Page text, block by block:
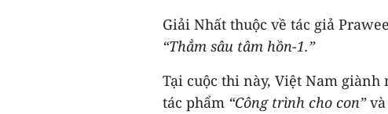
Giải Nhất thuộc về tác giả
“Thẳm sâu tâm hồn-1.”
Tại cuộc thi này, Việt Nam
tác phẩm “Công trình cho con”và